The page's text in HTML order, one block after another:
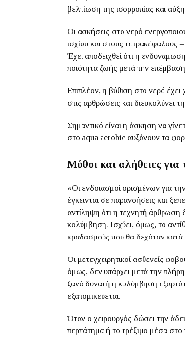
βελτίωση της ισορροπίας και
Οι ασκήσεις στο νερό
ισχίου και στους τετρακέφαλους
Έχει αποδειχθεί ότι η
ποιότητα ζωής μετά την
Επιπλέον, η βύθιση στο νερό
στις αρθρώσεις και διευκολύνει
Σημαντικό είναι η άσκηση να
στο aqua aerobic αυξάνουν τα
Μύθοι και αλήθειες
«Οι ενδοιασμοί ορισμένων για
έγκεινται σε παρανοήσεις και
αντίληψη ότι η τεχνητή άρθρωση
κολύμβηση. Ισχύει, όμως, το
κραδασμούς που θα δεχόταν
Οι μετεγχειρητικοί ασθενείς
όμως, δεν υπάρχει μετά την
ξανά δυνατή η κολύμβηση
εξατομικεύεται.
Όταν ο χειρουργός δώσει την
περπάτημα ή το τρέξιμο μέσα στο